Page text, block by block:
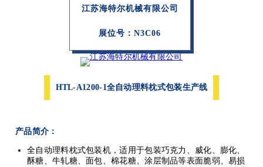
江苏海特尔机械有限公司
展位号： N3C06
HTL-A1200-1全自动理料枕式包装生产线
产品简介：
全自动理料枕式包装机，适用于包装巧克力、威化、膨化、
酥糖、牛轧糖、面包、棉花糖、涂层制品等表面脆弱、易损